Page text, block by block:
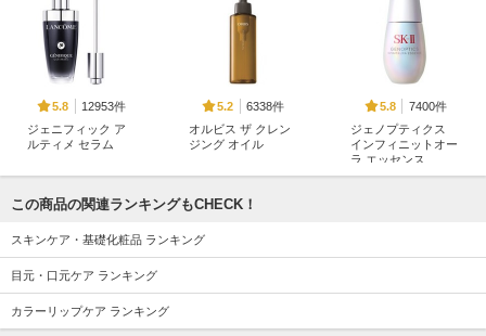
5.8
12953件
ジェニフィック ア
ルティメ セラム
5.2
6338件
オルビス ザ クレン
ジング オイル
5.8
7400件
ジェノプティクス
インフィニットオー
ラ エッセンス
5.9
5156件
この商品の関連ランキングもCHECK！
スキンケア・基礎化粧品 ランキング
目元・口元ケア ランキング
カラーリップケア ランキング